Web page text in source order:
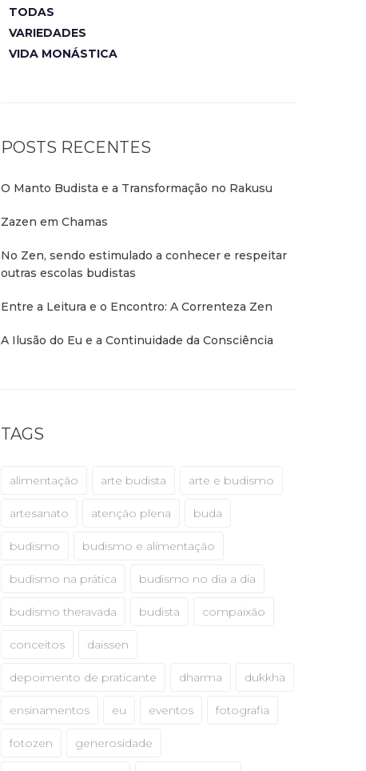
TODAS
VARIEDADES
VIDA MONÁSTICA
POSTS RECENTES
O Manto Budista e a Transformação no Rakusu
Zazen em Chamas
No Zen, sendo estimulado a conhecer e respeitar
outras escolas budistas
Entre a Leitura e o Encontro: A Correnteza Zen
A Ilusão do Eu e a Continuidade da Consciência
TAGS
alimentação arte budista arte e budismo
artesanato atenção plena buda
budismo budismo e alimentação
budismo na prática budismo no dia a dia
budismo theravada budista compaixão
conceitos daissen
depoimento de praticante dharma dukkha
ensinamentos eu eventos fotografia
fotozen generosidade